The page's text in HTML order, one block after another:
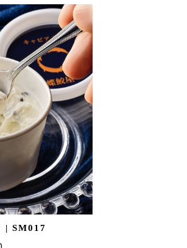
| SM017